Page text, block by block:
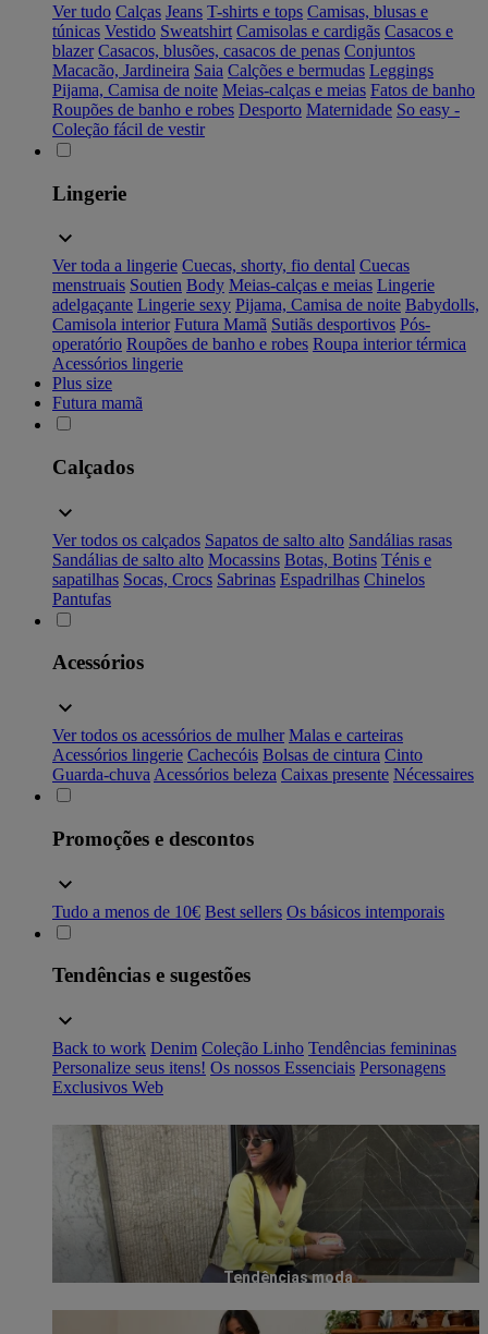
Ver tudo Calças Jeans T-shirts e tops Camisas, blusas e
túnicas Vestido Sweatshirt Camisolas e cardigãs Casacos e
blazer Casacos, blusões, casacos de penas Conjuntos
Macacão, Jardineira Saia Calções e bermudas Leggings
Pijama, Camisa de noite Meias-calças e meias Fatos de banho
Roupões de banho e robes Desporto Maternidade So easy -
Coleção fácil de vestir
Lingerie
Ver toda a lingerie Cuecas, shorty, fio dental Cuecas
menstruais Soutien Body Meias-calças e meias Lingerie
adelgaçante Lingerie sexy Pijama, Camisa de noite Babydolls,
Camisola interior Futura Mamã Sutiãs desportivos Pós-
operatório Roupões de banho e robes Roupa interior térmica
Acessórios lingerie
Plus size
Futura mamã
Calçados
Ver todos os calçados Sapatos de salto alto Sandálias rasas
Sandálias de salto alto Mocassins Botas, Botins Ténis e
sapatilhas Socas, Crocs Sabrinas Espadrilhas Chinelos
Pantufas
Acessórios
Ver todos os acessórios de mulher Malas e carteiras
Acessórios lingerie Cachecóis Bolsas de cintura Cinto
Guarda-chuva Acessórios beleza Caixas presente Nécessaires
Promoções e descontos
Tudo a menos de 10€ Best sellers Os básicos intemporais
Tendências e sugestões
Back to work Denim Coleção Linho Tendências femininas
Personalize seus itens! Os nossos Essenciais Personagens
Exclusivos Web
Tendências moda